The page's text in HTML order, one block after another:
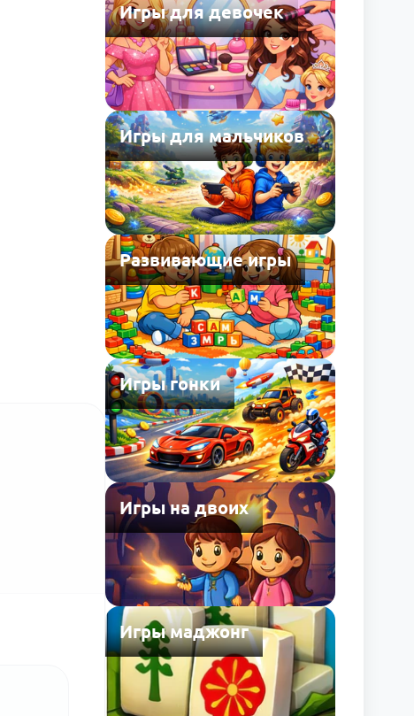
Игры для девочек
Игры для мальчиков
Развивающие игры
Игры гонки
Игры на двоих
Игры маджонг